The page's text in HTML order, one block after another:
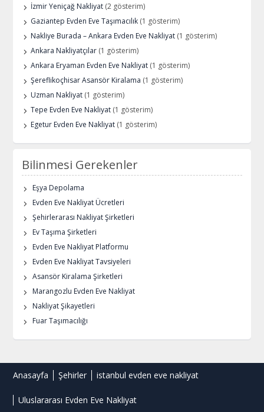
İzmir Yeniçağ Nakliyat (2 gösterim)
Gaziantep Evden Eve Taşımacılık (1 gösterim)
Nakliye Burada – Ankara Evden Eve Nakliyat (1 gösterim)
Ankara Nakliyatçılar (1 gösterim)
Ankara Eryaman Evden Eve Nakliyat (1 gösterim)
Şereflikoçhisar Asansör Kiralama (1 gösterim)
Uzman Nakliyat (1 gösterim)
Tepe Evden Eve Nakliyat (1 gösterim)
Egetur Evden Eve Nakliyat (1 gösterim)
Bilinmesi Gerekenler
Eşya Depolama
Evden Eve Nakliyat Ücretleri
Şehirlerarası Nakliyat Şirketleri
Ev Taşıma Şirketleri
Evden Eve Nakliyat Platformu
Evden Eve Nakliyat Tavsiyeleri
Asansör Kiralama Şirketleri
Marangozlu Evden Eve Nakliyat
Nakliyat Şikayetleri
Fuar Taşımacılığı
Anasayfa Şehirler istanbul evden eve nakliyat
Uluslararası Evden Eve Nakliyat